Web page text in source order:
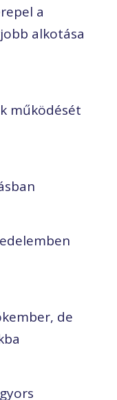
a
alkotása
működését
de